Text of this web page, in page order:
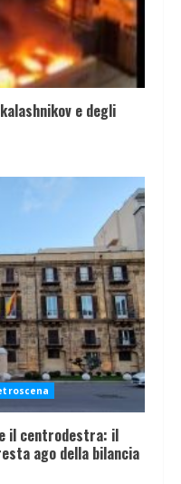
e degli
il centrodestra: il
ago della bilancia